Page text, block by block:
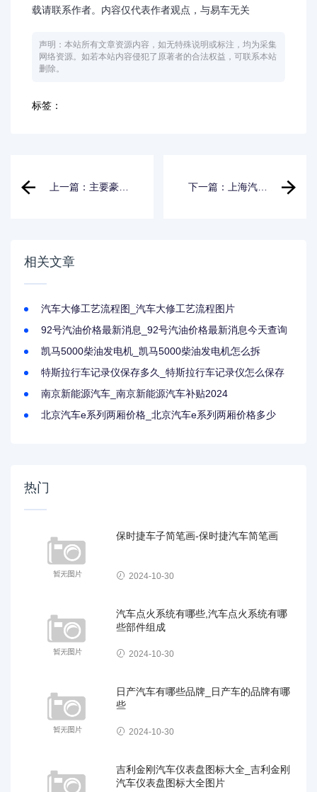
载请联系作者。内容仅代表作者观点，与易车无关
声明：本站所有文章资源内容，如无特殊说明或标注，均为采集
网络资源。如若本站内容侵犯了原著者的合法权益，可联系本站
删除。
标签：
上一篇：主要豪华
下一篇：上海汽车
相关文章
汽车大修工艺流程图_汽车大修工艺流程图片
92号汽油价格最新消息_92号汽油价格最新消息今天查询
凯马5000柴油发电机_凯马5000柴油发电机怎么拆
特斯拉行车记录仪保存多久_特斯拉行车记录仪怎么保存
南京新能源汽车_南京新能源汽车补贴2024
北京汽车e系列两厢价格_北京汽车e系列两厢价格多少
热门
保时捷车子简笔画-保时捷汽车简笔画
2024-10-30
汽车点火系统有哪些,汽车点火系统有哪
些部件组成
2024-10-30
日产汽车有哪些品牌_日产车的品牌有哪
些
2024-10-30
吉利金刚汽车仪表盘图标大全_吉利金刚
汽车仪表盘图标大全图片